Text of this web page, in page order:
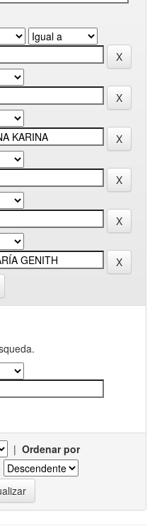
| Ordenar por